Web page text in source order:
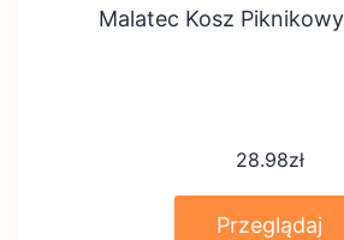
Malatec Kosz
28.98zł
Przeglądaj